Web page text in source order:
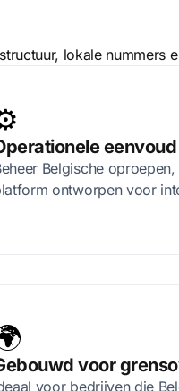
lokale nummers
eenvoud
Belgische
ontworpen voor
voor
voor bedrijven die